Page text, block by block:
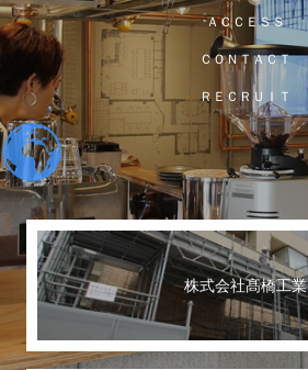
ＡＣＣＥＳＳ
ＣＯＮＴＡＣＴ
ＲＥＣＲＵＩＴ
株式会社髙橋工業